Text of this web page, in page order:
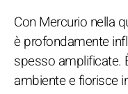
Con Mercurio nella
è profondamente
spesso amplificate.
ambiente e fiorisce